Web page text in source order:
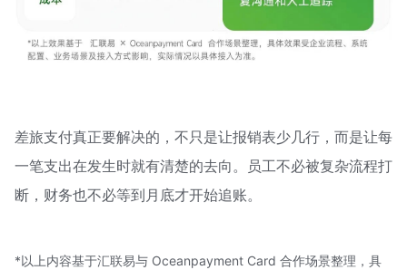
差旅支付真正要解决的，不只是让报销表少几行，而是让每
一笔支出在发生时就有清楚的去向。员工不必被复杂流程打
断，财务也不必等到月底才开始追账。
*以上内容基于汇联易与 Oceanpayment Card 合作场景整理，具